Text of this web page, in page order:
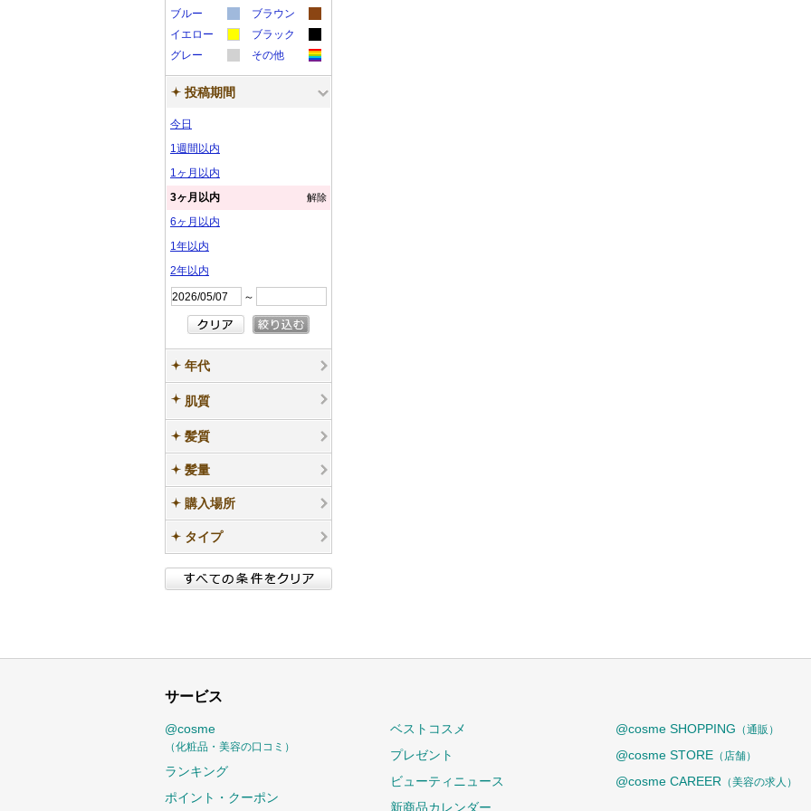
ル
ル
プ
ル
プ
ル
ン
プ
ラ
ー
ン
プ
ラ
サ
ン
カ
ラ
サ
ン
カ
ラ
ー
サ
ン
ブルー
カ
ラ
ー
サ
ブラウン
カ
ラ
ー
サ
イエロー
カ
ラ
ー
ブラック
カ
ラ
ー
グレー
カ
ラ
その他
カ
ラ
ル
投稿期間
今日
1週間以内
1ヶ月以内
3ヶ月以内
解除
6ヶ月以内
1年以内
2年以内
～
年代
肌質
髪質
髪量
購入場所
タイプ
サービス
@cosme
（化粧品・美容の口コミ）
ランキング
ポイント・クーポン
ベストコスメ
プレゼント
ビューティニュース
新商品カレンダー
@cosme SHOPPING （通販）
@cosme STORE （店舗）
@cosme CAREER （美容の求人）